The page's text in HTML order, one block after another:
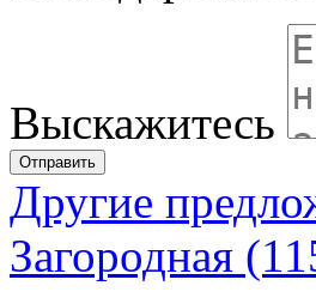
Выскажитесь
Отправить
Другие
Загородная